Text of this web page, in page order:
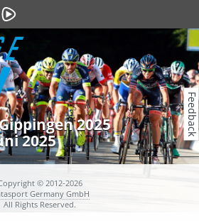
2025
2025
© 2012-2026
Germany GmbH
All Rights Reserved.
Feedback